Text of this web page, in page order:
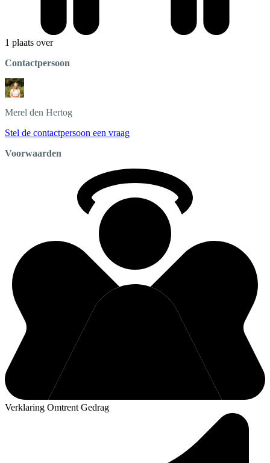
1 plaats over
Contactpersoon
Merel den Hertog
Stel de contactpersoon een vraag
Voorwaarden
Verklaring Omtrent Gedrag